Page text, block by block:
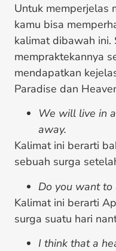
Untuk memperjelas
kamu bisa
kalimat dibawah ini.
mempraktekannya
mendapatkan
Paradise dan
We will live in
away.
Kalimat ini berarti
sebuah surga
Do you want to
Kalimat ini berarti
surga suatu hari
I think that a